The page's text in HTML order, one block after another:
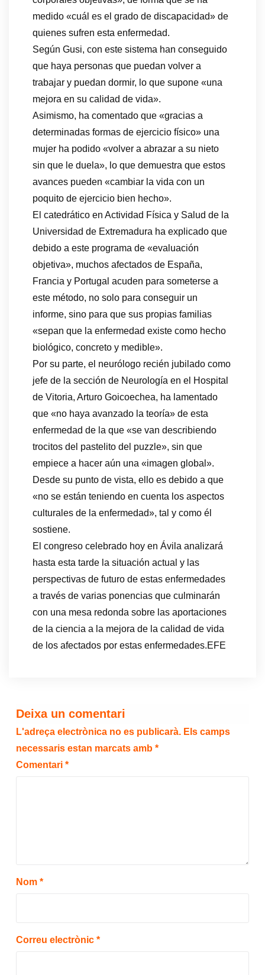
medido «cuál es el grado de discapacidad» de
quienes sufren esta enfermedad.
Según Gusi, con este sistema han conseguido
que haya personas que puedan volver a
trabajar y puedan dormir, lo que supone «una
mejora en su calidad de vida».
Asimismo, ha comentado que «gracias a
determinadas formas de ejercicio físico» una
mujer ha podido «volver a abrazar a su nieto
sin que le duela», lo que demuestra que estos
avances pueden «cambiar la vida con un
poquito de ejercicio bien hecho».
El catedrático en Actividad Física y Salud de la
Universidad de Extremadura ha explicado que
debido a este programa de «evaluación
objetiva», muchos afectados de España,
Francia y Portugal acuden para someterse a
este método, no solo para conseguir un
informe, sino para que sus propias familias
«sepan que la enfermedad existe como hecho
biológico, concreto y medible».
Por su parte, el neurólogo recién jubilado como
jefe de la sección de Neurología en el Hospital
de Vitoria, Arturo Goicoechea, ha lamentado
que «no haya avanzado la teoría» de esta
enfermedad de la que «se van describiendo
trocitos del pastelito del puzzle», sin que
empiece a hacer aún una «imagen global».
Desde su punto de vista, ello es debido a que
«no se están teniendo en cuenta los aspectos
culturales de la enfermedad», tal y como él
sostiene.
El congreso celebrado hoy en Ávila analizará
hasta esta tarde la situación actual y las
perspectivas de futuro de estas enfermedades
a través de varias ponencias que culminarán
con una mesa redonda sobre las aportaciones
de la ciencia a la mejora de la calidad de vida
de los afectados por estas enfermedades.EFE
Deixa un comentari
L'adreça electrònica no es publicarà. Els camps
necessaris estan marcats amb *
Comentari *
Nom *
Correu electrònic *